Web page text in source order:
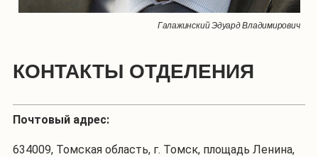
Галажинский Эдуард Владимирович
КОНТАКТЫ ОТДЕЛЕНИЯ
Почтовый адрес:
634009, Томская область, г. Томск, площадь Ленина,